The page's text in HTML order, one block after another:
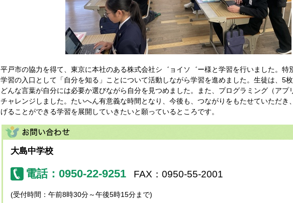
平戸市の協力を得て、東京に本社のある株式会社シ゛ョイソ゛ー様と学習を行いました。特
学習の入口として「自分を知る」ことについて活動しながら学習を進めました。生徒は、5枚
どんな言葉が自分には必要か選びながら自分を見つめました。また、プログラミング（アプ
チャレンジしました。たいへん有意義な時間となり、今後も、つながりをもたせていただき
げることができる学習を展開していきたいと願っているところです。
大島中学校
電話：0950-22-9251 FAX：0950-55-2001
(受付時間：午前8時30分～午後5時15分まで)